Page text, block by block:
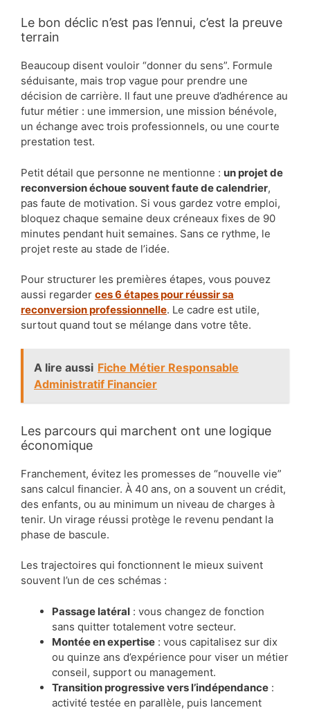
Le bon déclic n’est pas l’ennui, c’est la preuve
terrain
Beaucoup disent vouloir “donner du sens”. Formule
séduisante, mais trop vague pour prendre une
décision de carrière. Il faut une preuve d’adhérence au
futur métier : une immersion, une mission bénévole,
un échange avec trois professionnels, ou une courte
prestation test.
Petit détail que personne ne mentionne : un projet de
reconversion échoue souvent faute de calendrier,
pas faute de motivation. Si vous gardez votre emploi,
bloquez chaque semaine deux créneaux fixes de 90
minutes pendant huit semaines. Sans ce rythme, le
projet reste au stade de l’idée.
Pour structurer les premières étapes, vous pouvez
aussi regarder ces 6 étapes pour réussir sa
reconversion professionnelle. Le cadre est utile,
surtout quand tout se mélange dans votre tête.
A lire aussi Fiche Métier Responsable
Administratif Financier
Les parcours qui marchent ont une logique
économique
Franchement, évitez les promesses de “nouvelle vie”
sans calcul financier. À 40 ans, on a souvent un crédit,
des enfants, ou au minimum un niveau de charges à
tenir. Un virage réussi protège le revenu pendant la
phase de bascule.
Les trajectoires qui fonctionnent le mieux suivent
souvent l’un de ces schémas :
Passage latéral : vous changez de fonction
sans quitter totalement votre secteur.
Montée en expertise : vous capitalisez sur dix
ou quinze ans d’expérience pour viser un métier
conseil, support ou management.
Transition progressive vers l’indépendance :
activité testée en parallèle, puis lancement